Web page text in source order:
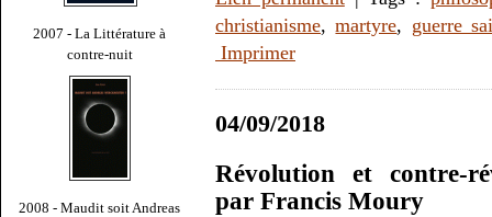
2007 - La Littérature à
contre-nuit
2008 - Maudit soit Andreas
christianisme,martyre, guerre
Imprimer
04/09/2018
Révolution et contre-
par Francis Moury